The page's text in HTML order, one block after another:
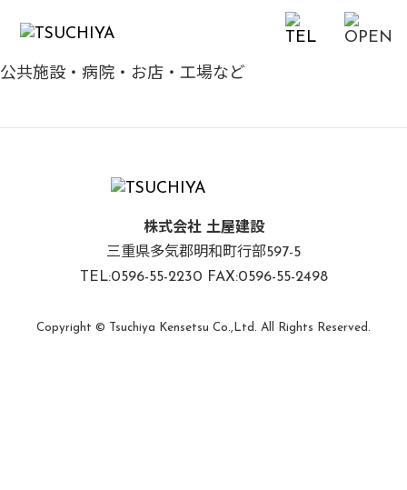
公共施設・病院・お店・工場など
株式会社 土屋建設
三重県多気郡明和町行部597-5
TEL:0596-55-2230 FAX:0596-55-2498
Copyright © Tsuchiya Kensetsu Co.,Ltd. All Rights Reserved.